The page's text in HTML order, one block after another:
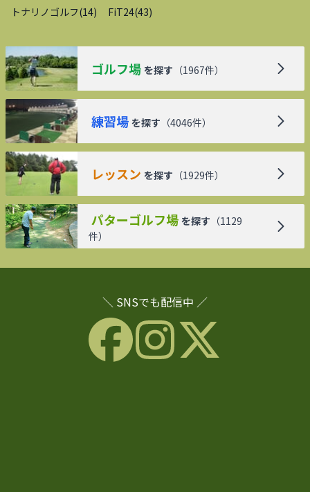
トナリノゴルフ(14) FiT24(43)
ゴルフ場 を探す （1967件）
練習場 を探す （4046件）
レッスン を探す （1929件）
パターゴルフ場 を探す （1129
件）
＼ SNSでも配信中 ／